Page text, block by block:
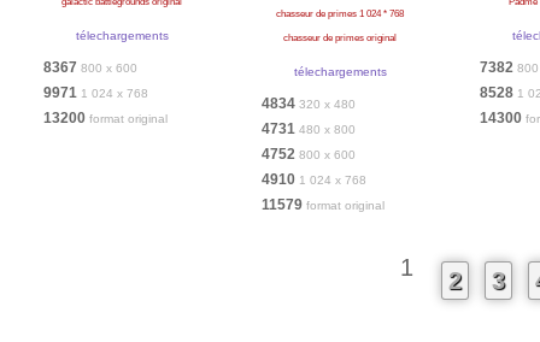
télechargements
8367 800 x 600
9971 1 024 x 768
13200 format original
chasseur de primes 1 024 * 768
chasseur de primes original
télechargements
4834 320 x 480
4731 480 x 800
4752 800 x 600
4910 1 024 x 768
11579 format original
7382
8528 1
14300
1 2 3